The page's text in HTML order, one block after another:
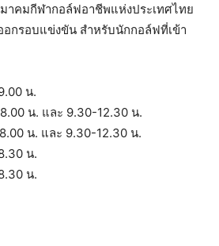
าคมกีฬากอล์ฟอาชีพแห่งประเทศไทย
กรอบแข่งขัน สำหรับนักกอล์ฟที่เข้า
น.
น. และ 9.30-12.30 น.
น. และ 9.30-12.30 น.
น.
น.